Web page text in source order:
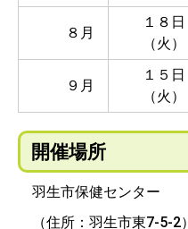
８月
１８日
（火）
９月
１５日
（火）
開催場所
羽生市保健センター
（住所：羽生市東7-5-2）